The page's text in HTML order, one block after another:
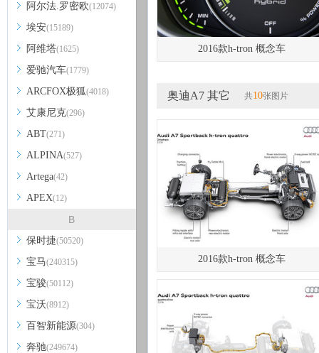
阿尔法.罗密欧(12074)
埃安(15189)
阿维塔(1625)
爱驰汽车(1779)
ARCFOX极狐(4018)
艾康尼克(296)
ABT(271)
ALPINA(527)
Artega(42)
APEX(12)
B
保时捷(50520)
宝马(240315)
宝骏(50112)
宝沃(8912)
百智新能源(304)
奔驰(249674)
2016款h-tron 概念车
奥迪A7 其它 共10张图片
2016款h-tron 概念车